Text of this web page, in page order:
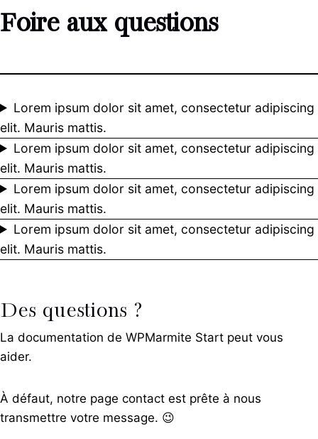
Foire aux questions
Lorem ipsum dolor sit amet, consectetur adipiscing
elit. Mauris mattis.
Lorem ipsum dolor sit amet, consectetur adipiscing
elit. Mauris mattis.
Lorem ipsum dolor sit amet, consectetur adipiscing
elit. Mauris mattis.
Lorem ipsum dolor sit amet, consectetur adipiscing
elit. Mauris mattis.
Des questions ?
La documentation de WPMarmite Start peut vous
aider.
À défaut, notre page contact est prête à nous
transmettre votre message. 😉